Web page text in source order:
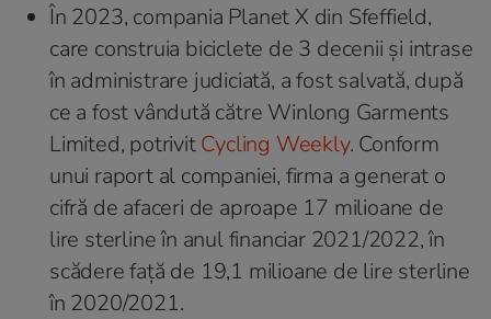
În 2023, compania Planet X din Sfeffield,
care construia biciclete de 3 decenii și intrase
în administrare judiciată, a fost salvată, după
ce a fost vândută către Winlong Garments
Limited, potrivitCycling Weekly. Conform
unui raport al companiei, firma a generat o
cifră de afaceri de aproape 17 milioane de
lire sterline în anul financiar 2021/2022, în
scădere față de 19,1 milioane de lire sterline
în 2020/2021.